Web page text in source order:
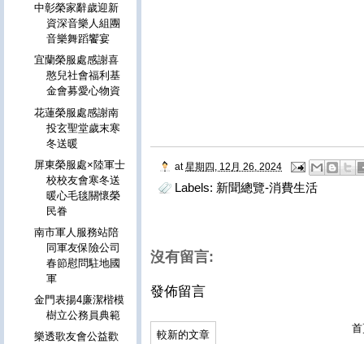
at 星期四, 12月 26, 2024
Labels: 新聞總覽-消費生活
沒有留言:
發佈留言
較新的文章
中彰榮家辭歲迎新
資深音樂人組團
音樂舞蹈饗宴
宜蘭榮服處感謝喜
憨兒社會福利基
金會募愛心物資
花蓮榮服處感謝南
投玄聖堂歲末寒
冬送暖
屏東榮服處×陸軍士
校校友會寒冬送
暖心毛毯關懷榮
民眷
南市軍人服務站陪
同軍友保險公司
春節慰問駐地國
軍
金門表揚4廉潔楷模
樹立公務員典範
樂透歌友會公益歡